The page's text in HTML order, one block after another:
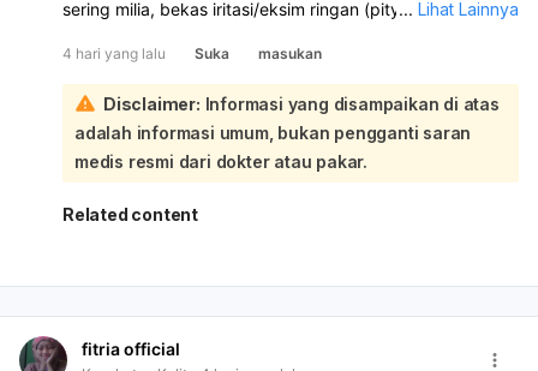
sering milia, bekas iritasi/eksim ringan (pityriasis alba),
vitiligo. Untuk memastikan penyebabnya, sebaiknya
diperiksa ke dokter kulit:
Agar warna kulit lebih merata dan bercaknya memudar,
Anda bisa coba: gunakan sunscreen SPF minimal 30
setiap hari, jaga kelembapan kulit dengan pelembap
yang sesuai, lakukan eksfoliasi ringan secara berkala, dan
hindari memencet atau menggosok area tersebut. Jika
obat antijamur, atau tindakan lain sesuai penyebabnya.
... Lihat Lainnya
4 hari yang lalu Suka masukan
Disclaimer: Informasi yang disampaikan di atas
adalah informasi umum, bukan pengganti saran
medis resmi dari dokter atau pakar.
Related content
fitria official